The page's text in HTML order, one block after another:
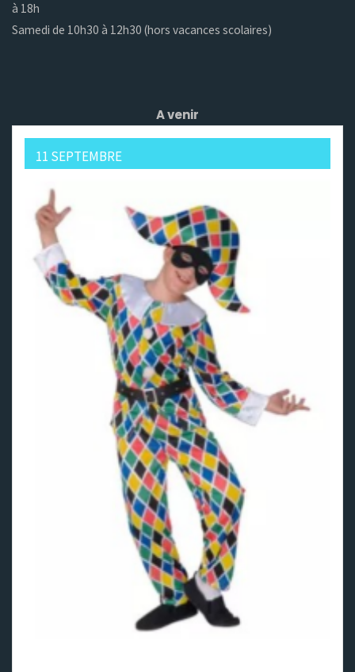
à 18h
Samedi de 10h30 à 12h30 (hors vacances scolaires)
A venir
11 SEPTEMBRE